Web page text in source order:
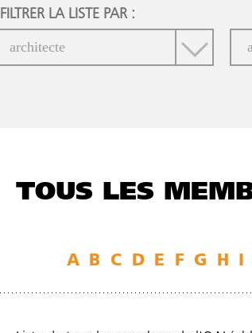
FILTRER LA LISTE PAR :
TOUS LES
A B C D E F G H